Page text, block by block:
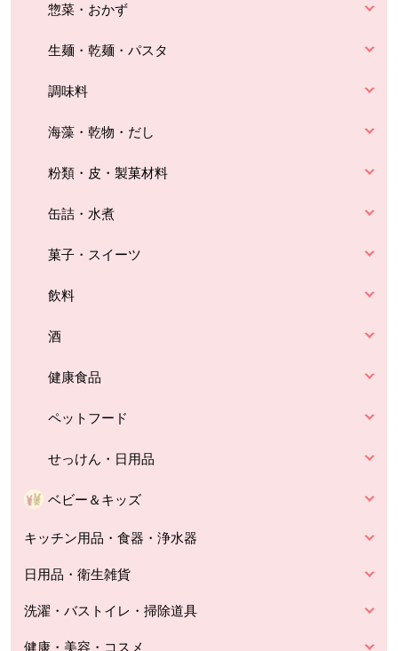
惣菜・おかず
生麺・乾麺・パスタ
調味料
海藻・乾物・だし
粉類・皮・製菓材料
缶詰・水煮
菓子・スイーツ
飲料
酒
健康食品
ペットフード
せっけん・日用品
ベビー＆キッズ
キッチン用品・食器・浄水器
日用品・衛生雑貨
洗濯・バストイレ・掃除道具
健康・美容・コスメ